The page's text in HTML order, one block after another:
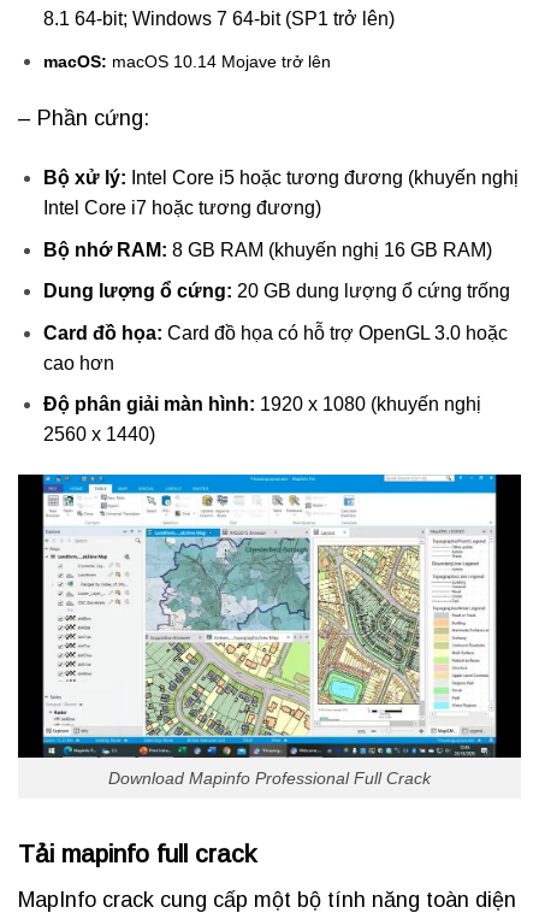
8.1 64-bit; Windows 7 64-bit (SP1 trở lên)
macOS: macOS 10.14 Mojave trở lên
– Phần cứng:
Bộ xử lý: Intel Core i5 hoặc tương đương (khuyến nghị
Intel Core i7 hoặc tương đương)
Bộ nhớ RAM: 8 GB RAM (khuyến nghị 16 GB RAM)
Dung lượng ổ cứng: 20 GB dung lượng ổ cứng trống
Card đồ họa: Card đồ họa có hỗ trợ OpenGL 3.0 hoặc
cao hơn
Độ phân giải màn hình: 1920 x 1080 (khuyến nghị
2560 x 1440)
Download Mapinfo Professional Full Crack
Tải mapinfo full crack
MapInfo crack cung cấp một bộ tính năng toàn diện